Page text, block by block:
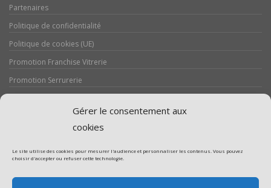
Gérer le consentement aux
cookies
Le site utilise des cookies pour mesurer l'audience et personnaliser les contenus. Vous pouvez
choisir d'accepter ou refuser cette technologie.
Partenaires
Politique de confidentialité
Politique de cookies (UE)
Promotion Franchise Vitrerie
Promotion Serrurerie